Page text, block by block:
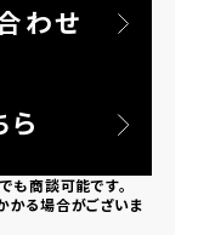
わせ
でも商談可能です。
る場合がございま